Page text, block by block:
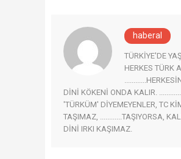
haberal
TÜRKİYE'DE
HERKES TÜRK
DİNİ KÖKENİ ONDA KALIR.
'TÜRKÜM' DİYEMEYENLER, TC
TAŞIMAZ, ............TAŞIYORSA,
DİNİ IRKI KAŞIMAZ.